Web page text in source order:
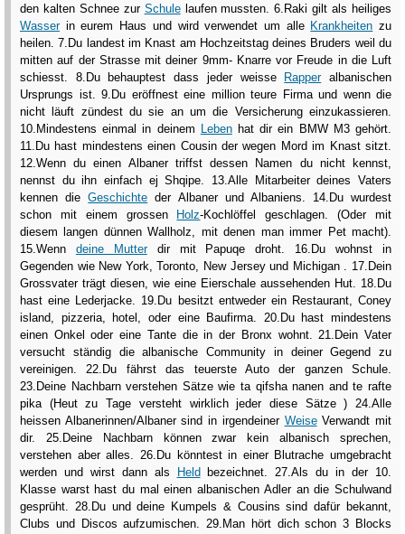
den kalten Schnee zur Schulelaufen mussten. 6.Raki gilt als heiliges
Wasserin eurem Haus und wird verwendet um alle Krankheiten zu
heilen. 7.Du landest im Knast am Hochzeitstag deines Bruders weil du
mitten auf der Strasse mit deiner 9mm- Knarre vor Freude in die Luft
schiesst. 8.Du behauptest dass jeder weisse
Rapperalbanischen
Ursprungs ist. 9.Du eröffnest eine million teure Firma und wenn die
nicht läuft zündest du sie an um die Versicherung einzukassieren.
10.Mindestens einmal in deinem
Lebenhat dir ein BMW M3 gehört.
11.Du hast mindestens einen Cousin der wegen Mord im Knast sitzt.
12.Wenn du einen Albaner triffst dessen Namen du nicht kennst,
nennst du ihn einfach ej Shqipe. 13.Alle Mitarbeiter deines Vaters
kennen dieGeschichte der Albaner und Albaniens. 14.Du wurdest
schon mit einem grossen
Holz-Kochlöffel geschlagen. (Oder mit
diesem langen dünnen Wallholz, mit denen man immer Pet macht).
15.Wenn deine Mutterdir mit Papuqe droht. 16.Du wohnst in
Gegenden wie New York, Toronto, New Jersey und Michigan . 17.Dein
Grossvater trägt diesen, wie eine Eierschale aussehenden Hut. 18.Du
hast eine Lederjacke. 19.Du besitzt entweder ein Restaurant, Coney
island, pizzeria, hotel, oder eine Baufirma. 20.Du hast mindestens
einen Onkel oder eine Tante die in der Bronx wohnt. 21.Dein Vater
versucht ständig die albanische Community in deiner Gegend zu
vereinigen. 22.Du fährst das teuerste Auto der ganzen Schule.
23.Deine Nachbarn verstehen Sätze wie ta qifsha nanen and te rafte
pika (Heut zu Tage versteht wirklich jeder diese Sätze ) 24.Alle
heissen Albanerinnen/Albaner sind in irgendeiner WeiseVerwandt mit
dir. 25.Deine Nachbarn können zwar kein albanisch sprechen,
verstehen aber alles. 26.Du könntest in einer Blutrache umgebracht
werden und wirst dann als
Held bezeichnet. 27.Als du in der 10.
Klasse warst hast du mal einen albanischen Adler an die Schulwand
gesprüht. 28.Du und deine Kumpels & Cousins sind dafür bekannt,
Clubs und Discos aufzumischen. 29.Man hört dich schon 3 Blocks